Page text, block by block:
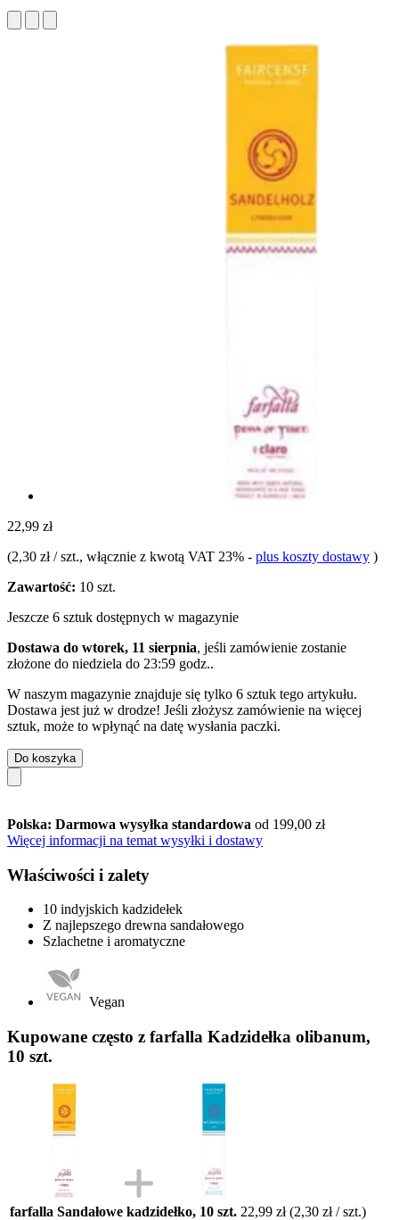
22,99 zł
(2,30 zł / szt., włącznie z kwotą VAT 23% - plus koszty dostawy )
Zawartość: 10 szt.
Jeszcze 6 sztuk dostępnych w magazynie
Dostawa do wtorek, 11 sierpnia, jeśli zamówienie zostanie
złożone do niedziela do 23:59 godz..
W naszym magazynie znajduje się tylko 6 sztuk tego artykułu.
Dostawa jest już w drodze! Jeśli złożysz zamówienie na więcej
sztuk, może to wpłynąć na datę wysłania paczki.
Do koszyka
Polska: Darmowa wysyłka standardowa od 199,00 zł
Więcej informacji na temat wysyłki i dostawy
Właściwości i zalety
10 indyjskich kadzidełek
Z najlepszego drewna sandałowego
Szlachetne i aromatyczne
Vegan
Kupowane często z farfalla Kadzidełka olibanum,
10 szt.
farfalla Sandałowe kadzidełko, 10 szt. 22,99 zł (2,30 zł / szt.)